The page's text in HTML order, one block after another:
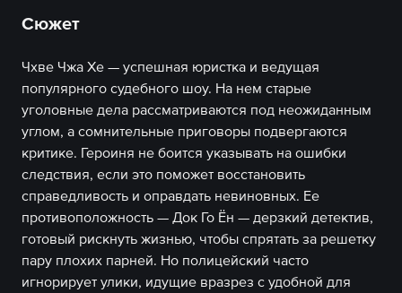
Сюжет
Чхве Чжа Хе — успешная юристка и ведущая
популярного судебного шоу. На нем старые
уголовные дела рассматриваются под неожиданным
углом, а сомнительные приговоры подвергаются
критике. Героиня не боится указывать на ошибки
следствия, если это поможет восстановить
справедливость и оправдать невиновных. Ее
противоположность — Док Го Ён — дерзкий детектив,
готовый рискнуть жизнью, чтобы спрятать за решетку
пару плохих парней. Но полицейский часто
игнорирует улики, идущие вразрез с удобной для